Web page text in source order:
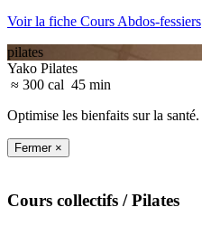
Voir la fiche Cours Abdos-fessiers
pilates
Yako Pilates
≈ 300 cal 45 min
Optimise les bienfaits sur la santé.
Fermer ×
Cours collectifs / Pilates